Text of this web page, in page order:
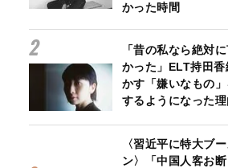
かった時間
「昔の私なら絶対
かった」ELT持田香
かす「嫌いなもの
するようになった
〈習近平に特大ブ
ン〉「中国人客お断